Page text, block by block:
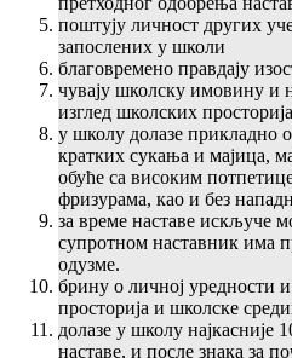
поштују личност других
запослених у школи
благовремено правдају
чувају школску имовину и
изглед школских просторија
у школу долазе прикладно
кратких сукања и мајица,
обуће са високим
фризурама, као и без
за време наставе искључе
супротном наставник има
одузме.
брину о личној уредности
просторија и школске
долазе у школу најкасније
наставе, и после знака за